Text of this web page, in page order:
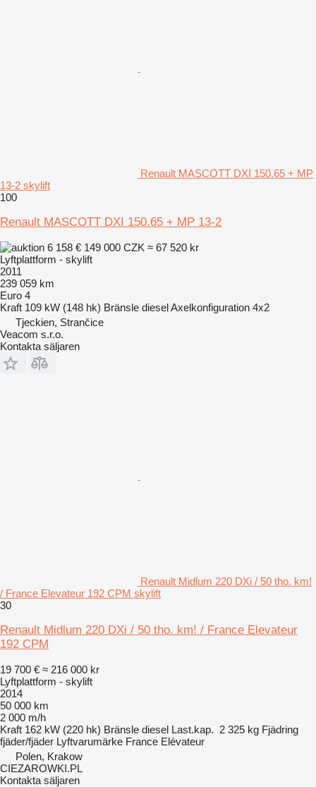
Renault MASCOTT DXI 150.65 + MP
13-2 skylift
100
Renault MASCOTT DXI 150.65 + MP 13-2
6 158 € 149 000 CZK ≈ 67 520 kr
Lyftplattform - skylift
2011
239 059 km
Euro 4
Kraft 109 kW (148 hk) Bränsle dieselAxelkonfiguration 4x2
Tjeckien, Strančice
Veacom s.r.o.
Kontakta säljaren
Renault Midlum 220 DXi / 50 tho. km!
/ France Elevateur 192 CPM skylift
30
Renault Midlum 220 DXi / 50 tho. km! / France Elevateur
192 CPM
19 700 € ≈ 216 000 kr
Lyftplattform - skylift
2014
50 000 km
2 000 m/h
Kraft 162 kW (220 hk) Bränsle diesel Last.kap. 2 325 kg Fjädring
fjäder/fjäder Lyftvarumärke France Elévateur
Polen, Krakow
CIEZAROWKI.PL
Kontakta säljaren